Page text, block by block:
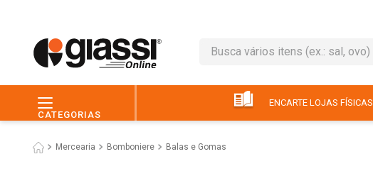
Busca vários itens (ex.: sal, ovo)
CATEGORIAS
ENCARTE LOJAS FÍSICAS
Mercearia Bomboniere Balas e Gomas
leite
3º